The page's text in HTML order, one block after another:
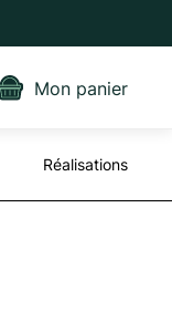
Mon panier
Réalisations